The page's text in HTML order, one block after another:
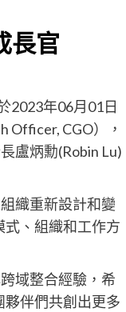
長官
2023年06月01日
Officer, CGO），
盧炳勳(Robin Lu)
織重新設計和變
、組織和工作方
域整合經驗，希
伴們共創出更多